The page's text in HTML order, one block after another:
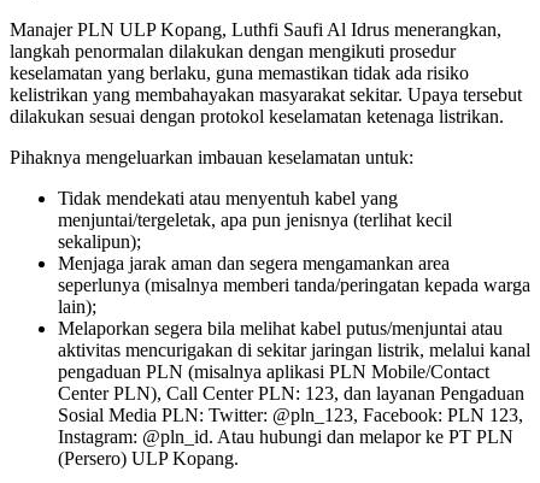
Manajer PLN ULP Kopang, Luthfi Saufi Al Idrus menerangkan,
langkah penormalan dilakukan dengan mengikuti prosedur
keselamatan yang berlaku, guna memastikan tidak ada risiko
kelistrikan yang membahayakan masyarakat sekitar. Upaya tersebut
dilakukan sesuai dengan protokol keselamatan ketenaga listrikan.
Pihaknya mengeluarkan imbauan keselamatan untuk:
Tidak mendekati atau menyentuh kabel yang
menjuntai/tergeletak, apa pun jenisnya (terlihat kecil
sekalipun);
Menjaga jarak aman dan segera mengamankan area
seperlunya (misalnya memberi tanda/peringatan kepada warga
lain);
Melaporkan segera bila melihat kabel putus/menjuntai atau
aktivitas mencurigakan di sekitar jaringan listrik, melalui kanal
pengaduan PLN (misalnya aplikasi PLN Mobile/Contact
Center PLN), Call Center PLN: 123, dan layanan Pengaduan
Sosial Media PLN: Twitter: @pln_123, Facebook: PLN 123,
Instagram: @pln_id. Atau hubungi dan melapor ke PT PLN
(Persero) ULP Kopang.